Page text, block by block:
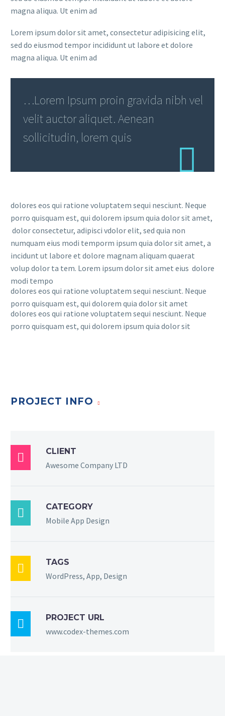
magna aliqua. Ut enim ad
Lorem ipsum dolor sit amet, consectetur adipisicing elit,
sed do eiusmod tempor incididunt ut labore et dolore
magna aliqua. Ut enim ad
…Lorem Ipsum proin gravida nibh vel
velit auctor aliquet. Aenean
sollicitudin, lorem quis
dolores eos qui ratione voluptatem sequi nesciunt. Neque
porro quisquam est, qui dolorem ipsum quia dolor sit amet,
dolor consectetur, adipisci vdolor elit, sed quia non
numquam eius modi temporm ipsum quia dolor sit amet, a
incidunt ut labore et dolore magnam aliquam quaerat
volup dolor ta tem. Lorem ipsum dolor sit amet eius dolore
modi tempo
dolores eos qui ratione voluptatem sequi nesciunt. Neque
porro quisquam est, qui dolorem quia dolor sit amet
dolores eos qui ratione voluptatem sequi nesciunt. Neque
porro quisquam est, qui dolorem ipsum quia dolor sit
PROJECT INFO
 CLIENT
Awesome Company LTD
 CATEGORY
Mobile App Design
 TAGS
WordPress, App, Design
 PROJECT URL
www.codex-themes.com